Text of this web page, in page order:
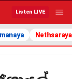
Listen LIVE
Nethsaraya